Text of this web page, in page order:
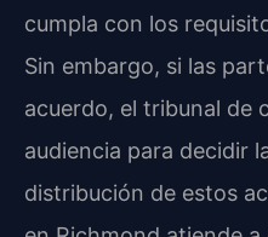
cumpla con los
Sin embargo, si las
acuerdo, el tribunal de
audiencia para decidir
distribución de estos